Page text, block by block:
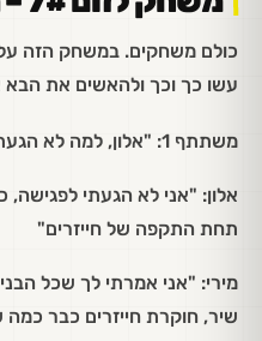
כולם משחקים. במשחק הזה
עשו כך וכך ולהאשים את הבא
משתתף 1: "אלון, למה לא הגעת לפגישה הבוקר?"
אלון: "אני לא הגעתי לפגישה,
תחת התקפה של חייזרים"
מירי: "אני אמרתי לך שכל
שיר, חוקרת חייזרים כבר